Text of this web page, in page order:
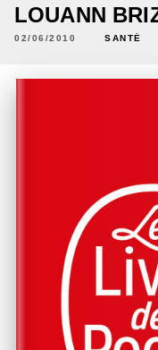
LOUANN
02/06/2010 SANTÉ